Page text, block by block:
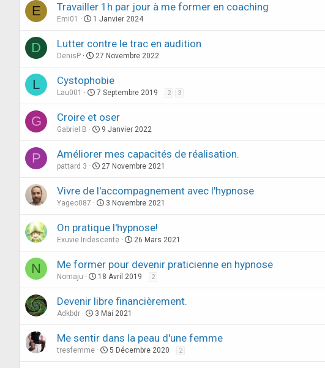
E Travailler 1h par jour à me former en coaching
Emi01 1 Janvier 2024
D Lutter contre le trac en audition
DenisP 27 Novembre 2022
L Cystophobie
Lau001 7 Septembre 2019 2 3
G Croire et oser
Gabriel.B 9 Janvier 2022
P Améliorer mes capacités de réalisation.
pattard 3 27 Novembre 2021
Vivre de l'accompagnement avec l'hypnose
Yageo087 3 Novembre 2021
On pratique l'hypnose!
Exuvie Iridescente 26 Mars 2021
N Me former pour devenir praticienne en hypnose
Nomaju 18 Avril 2019 2
Devenir libre financièrement.
Adkbdr 3 Mai 2021
Me sentir dans la peau d'une femme
tresfemme 5 Décembre 2020 2